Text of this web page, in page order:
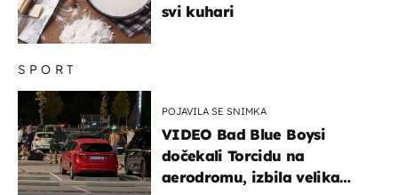
SPORT
POJAVILA SE SNIMKA
VIDEO Bad Blue Boysi
dočekali Torcidu na
aerodromu, izbila velika
svi kuhari